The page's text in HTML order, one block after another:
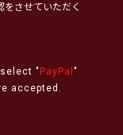
させていただく
" PayPal "
accepted.